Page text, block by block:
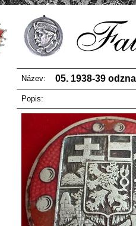
Název: 05. 1938-39
Popis: